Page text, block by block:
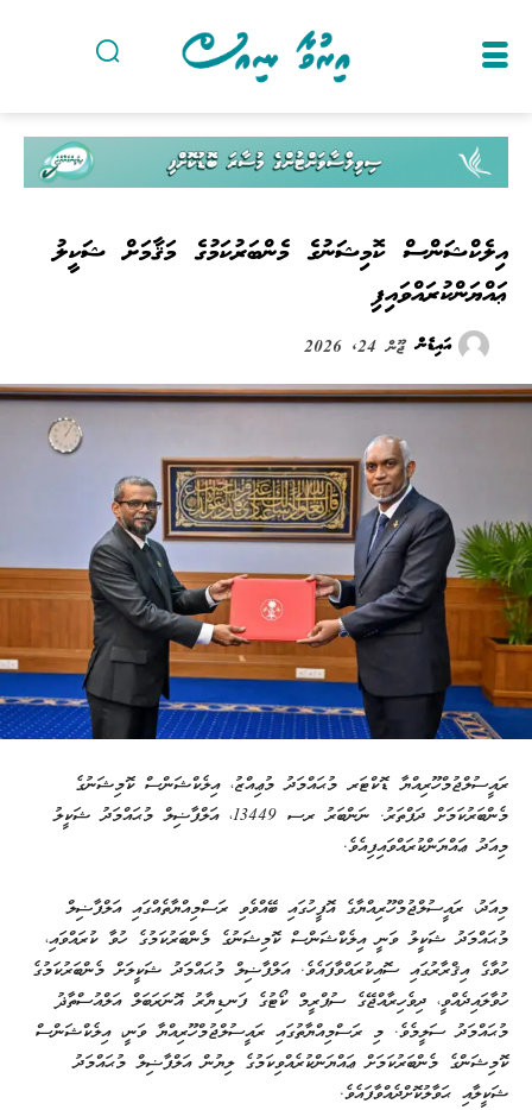
އިލެކްޝަންސް ކޮމިޝަނުގެ މެންބަރުކަމުގެ މަޤާމަށް ޝަކީލު
ޢައްޔަންކުރައްވައިފި
އައިޑެން ޖޫން 24, 2026
ރައީސުލްޖުމްހޫރިއްޔާ ޑޮކްޓަރ މުޙައްމަދު މުޢިއްޒު، އިލެކްޝަންސް ކޮމިޝަނުގެ
މެންބަރުކަމަށް ދަފްތަރު. ނަންބަރު ރސ 13449، އަލްފާޟިލް މުޙައްމަދު ޝަކީލު
މިއަދު ޢައްޔަންކުރައްވައިފިއެވެ.
މިއަދު، ރައީސުލްޖުމްހޫރިއްޔާގެ އޮފީހުގައި ބޭއްވެވި ރަސްމިއްޔާތެއްގައި އަލްފާޟިލް
މުޙައްމަދު ޝަކީލު ވަނީ އިލެކްޝަންސް ކޮމިޝަނުގެ މެންބަރުކަމުގެ ހުވާ ކުރައްވައި،
ހުވާގެ އިޤްރާރުގައި ސޮއިކުރައްވާފައެވެ. އަލްފާޟިލް މުޙައްމަދު ޝަކީލަށް މެންބަރުކަމުގެ
ހުވާލައިދެއްވީ، ދިވެހިރާއްޖޭގެ ސުޕްރީމް ކޯޓުގެ ފަނޑިޔާރު އޮނަރަބަލް އަލްއުސްތާޛު
މުޙައްމަދު ސަލީމެވެ. މި ރަސްމިއްޔާތުގައި ރައީސުލްޖުމްހޫރިއްޔާ ވަނީ، އިލެކްޝަންސް
ކޮމިޝަންގެ މެންބަރުކަމަށް ޢައްޔަންކުރެއްވިކަމުގެ ލިޔުން އަލްފާޟިލް މުޙައްމަދު
ޝަކީލާއި ޙަވާލުކޮށްދެއްވާފައެވެ.